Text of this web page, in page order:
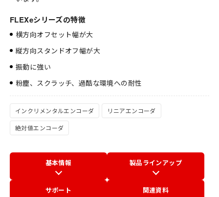
FLEXeシリーズの特徴
横方向オフセット幅が大
縦方向スタンドオフ幅が大
振動に強い
粉塵、スクラッチ、過酷な環境への耐性
インクリメンタルエンコーダ リニアエンコーダ
絶対値エンコーダ
基本情報 製品ラインアップ
サポート 関連資料